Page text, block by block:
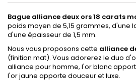
Bague alliance deux ors 18 carats
poids moyen de 5,15 grammes, d'une
d'une épaisseur de 1,5 mm.
Nous vous proposons cette alliance
(finition mat). Vous adorerez le duo
alliance pour homme, l'or blanc
l'or jaune apporte douceur et luxe.